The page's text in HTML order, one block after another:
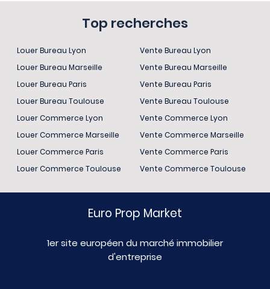
Top recherches
Louer Bureau Lyon
Louer Bureau Marseille
Louer Bureau Paris
Louer Bureau Toulouse
Louer Commerce Lyon
Louer Commerce Marseille
Louer Commerce Paris
Louer Commerce Toulouse
Vente Bureau Lyon
Vente Bureau Marseille
Vente Bureau Paris
Vente Bureau Toulouse
Vente Commerce Lyon
Vente Commerce Marseille
Vente Commerce Paris
Vente Commerce Toulouse
Euro Prop Market
1er site européen du marché immobilier
d'entreprise